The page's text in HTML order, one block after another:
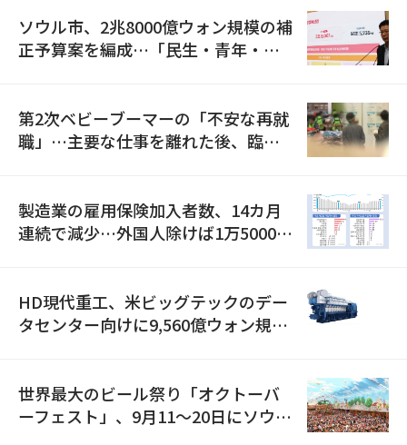
ソウル市、2兆8000億ウォン規模の補
正予算案を編成…「民生・青年・安
第2次ベビーブーマーの「不安な再就
職」…主要な仕事を離れた後、臨時
製造業の雇用保険加入者数、14カ月
連続で減少…外国人除けば1万5000人
HD現代重工、米ビッグテックのデー
タセンター向けに9,560億ウォン規模
世界最大のビール祭り「オクトーバ
ーフェスト」、9月11〜20日にソウル